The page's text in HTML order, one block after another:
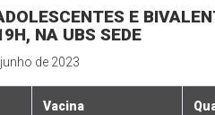
E
NA UBS SEDE
de 2023
Vacina